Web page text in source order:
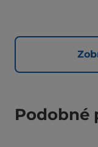
Podobné